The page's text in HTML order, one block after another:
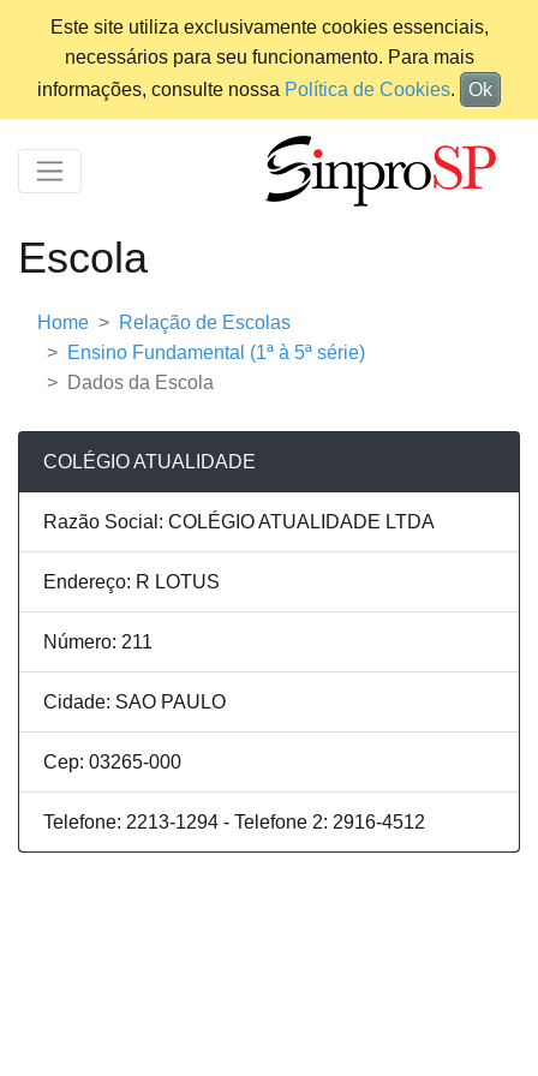
Este site utiliza exclusivamente cookies essenciais,
necessários para seu funcionamento. Para mais
informações, consulte nossa Política de Cookies. Ok
Escola
Home
Relação de Escolas
Ensino Fundamental (1ª à 5ª série)
Dados da Escola
COLÉGIO ATUALIDADE
Razão Social: COLÉGIO ATUALIDADE LTDA
Endereço: R LOTUS
Número: 211
Cidade: SAO PAULO
Cep: 03265-000
Telefone: 2213-1294 - Telefone 2: 2916-4512